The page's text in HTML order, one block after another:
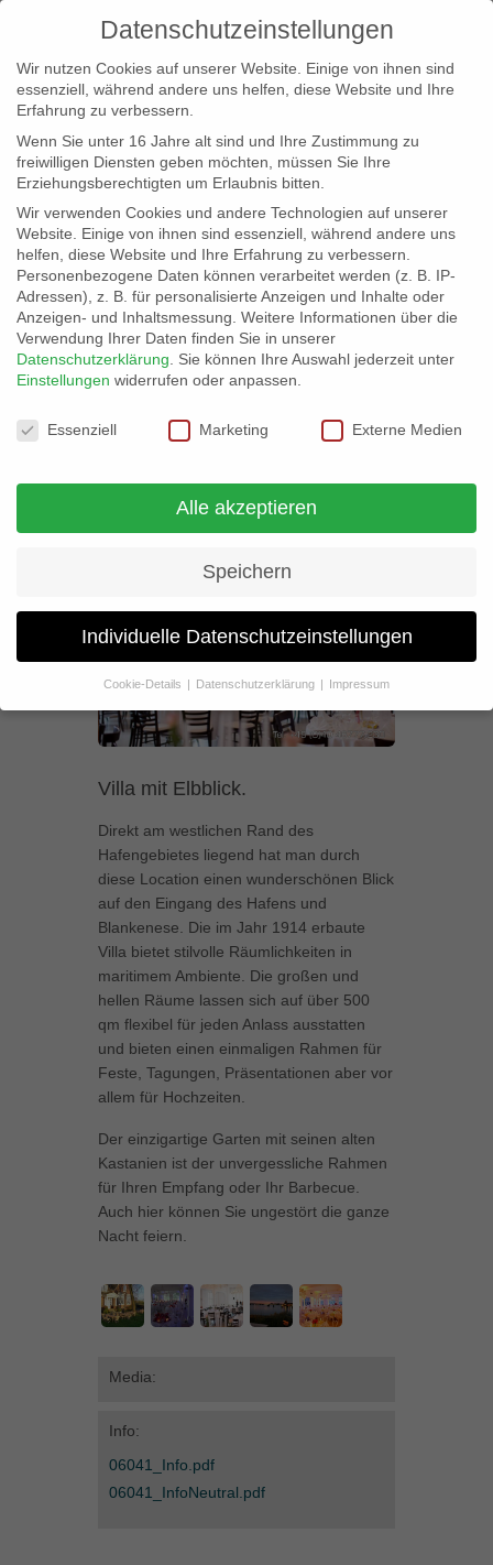
info@erfolgreich-events.de
+4940 46 777 230
Wunderschöner Blick auf den
Eingang des Hafens und
Blankenese
Villa mit Elbblick.
Direkt am westlichen Rand des
Hafengebietes liegend hat man durch
diese Location einen wunderschönen Blick
auf den Eingang des Hafens und
Blankenese. Die im Jahr 1914 erbaute
Villa bietet stilvolle Räumlichkeiten in
maritimem Ambiente. Die großen und
hellen Räume lassen sich auf über 500
qm flexibel für jeden Anlass ausstatten
und bieten einen einmaligen Rahmen für
Feste, Tagungen, Präsentationen aber vor
allem für Hochzeiten.
Der einzigartige Garten mit seinen alten
Kastanien ist der unvergessliche Rahmen
für Ihren Empfang oder Ihr Barbecue.
Auch hier können Sie ungestört die ganze
Nacht feiern.
Media:
Info:
06041_Info.pdf
06041_InfoNeutral.pdf
Datenschutzeinstellungen
Wir nutzen Cookies auf unserer Website. Einige von ihnen sind
essenziell, während andere uns helfen, diese Website und Ihre
Erfahrung zu verbessern.
Wenn Sie unter 16 Jahre alt sind und Ihre Zustimmung zu
freiwilligen Diensten geben möchten, müssen Sie Ihre
Erziehungsberechtigten um Erlaubnis bitten.
Wir verwenden Cookies und andere Technologien auf unserer
Website. Einige von ihnen sind essenziell, während andere uns
helfen, diese Website und Ihre Erfahrung zu verbessern.
Personenbezogene Daten können verarbeitet werden (z. B. IP-
Adressen), z. B. für personalisierte Anzeigen und Inhalte oder
Anzeigen- und Inhaltsmessung. Weitere Informationen über die
Verwendung Ihrer Daten finden Sie in unserer
Datenschutzerklärung
Sie können Ihre Auswahl jederzeit unter
Einstellungen widerrufen oder anpassen.
Datenschutzeinstellungen
Essenziell Marketing Externe Medien
Alle akzeptieren
Speichern
Individuelle Datenschutzeinstellungen
Cookie-Details Datenschutzerklärung Impressum
Datenschutzeinstellungen
Wenn Sie unter 16 Jahre alt sind und Ihre Zustimmung zu
Erziehungsberechtigten um Erlaubnis bitten.
Website. Einige von ihnen sind essenziell, während andere uns
helfen, diese Website und Ihre Erfahrung zu verbessern.
Personenbezogene Daten können verarbeitet werden (z. B. IP-
Adressen), z. B. für personalisierte Anzeigen und Inhalte oder
Anzeigen- und Inhaltsmessung. Weitere Informationen über die
Verwendung Ihrer Daten finden Sie in unserer
Hier finden Sie eine Übersicht über alle verwendeten Cookies. Sie
können Ihre Einwilligung zu ganzen Kategorien geben oder sich
weitere Informationen anzeigen lassen und so nur bestimmte
Cookies auswählen.
Alle akzeptieren
Zurück
Datenschutzeinstellungen
Essenziell (1)
Essenzielle Cookies ermöglichen grundlegende Funktionen und sind für
die einwandfreie Funktion der Website erforderlich.
Marketing (1)
um personalisierte Werbung anzuzeigen. Sie tun dies, indem sie
Externe Medien (5)
Inhalte von Videoplattformen und Social-Media-Plattformen werden